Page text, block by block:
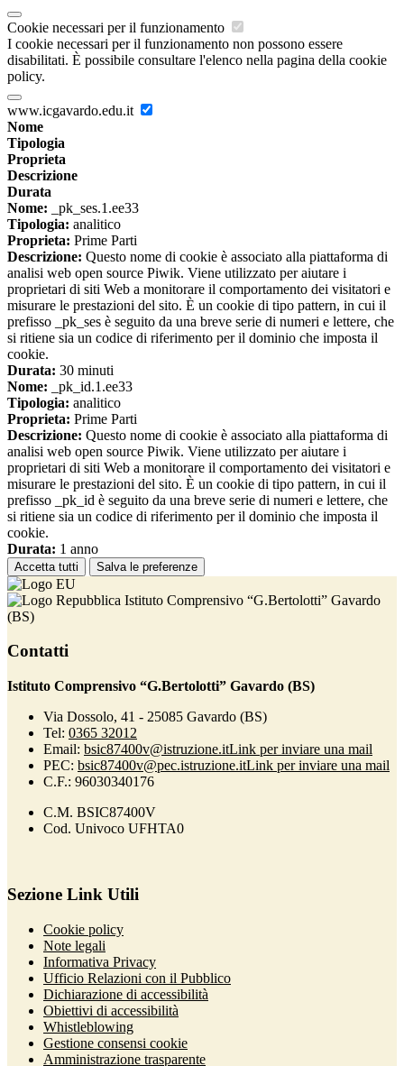
Cookie necessari per il funzionamento
I cookie necessari per il funzionamento non possono essere
disabilitati. È possibile consultare l'elenco nella pagina della cookie
policy.
www.icgavardo.edu.it
Nome
Tipologia
Proprieta
Descrizione
Durata
Nome: _pk_ses.1.ee33
Tipologia: analitico
Proprieta: Prime Parti
Descrizione: Questo nome di cookie è associato alla piattaforma di
analisi web open source Piwik. Viene utilizzato per aiutare i
proprietari di siti Web a monitorare il comportamento dei visitatori e
misurare le prestazioni del sito. È un cookie di tipo pattern, in cui il
prefisso _pk_ses è seguito da una breve serie di numeri e lettere, che
si ritiene sia un codice di riferimento per il dominio che imposta il
cookie.
Durata: 30 minuti
Nome: _pk_id.1.ee33
Tipologia: analitico
Proprieta: Prime Parti
Descrizione: Questo nome di cookie è associato alla piattaforma di
analisi web open source Piwik. Viene utilizzato per aiutare i
proprietari di siti Web a monitorare il comportamento dei visitatori e
misurare le prestazioni del sito. È un cookie di tipo pattern, in cui il
prefisso _pk_id è seguito da una breve serie di numeri e lettere, che
si ritiene sia un codice di riferimento per il dominio che imposta il
cookie.
Durata: 1 anno
Accetta tutti Salva le preferenze
Istituto Comprensivo “G.Bertolotti” Gavardo
(BS)
Contatti
Istituto Comprensivo “G.Bertolotti” Gavardo (BS)
Via Dossolo, 41 - 25085 Gavardo (BS)
Tel: 0365 32012
Email: bsic87400v@istruzione.itLink per inviare una mail
PEC: bsic87400v@pec.istruzione.itLink per inviare una mail
C.F.: 96030340176
C.M. BSIC87400V
Cod. Univoco UFHTA0
Sezione Link Utili
Cookie policy
Note legali
Informativa Privacy
Ufficio Relazioni con il Pubblico
Dichiarazione di accessibilità
Obiettivi di accessibilità
Whistleblowing
Gestione consensi cookie
Amministrazione trasparente